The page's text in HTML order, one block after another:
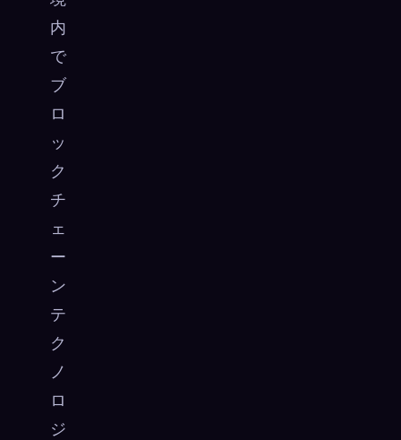
内
で
ブ
ロ
ッ
ク
チ
ェ
ー
ン
テ
ク
ノ
ロ
ジ